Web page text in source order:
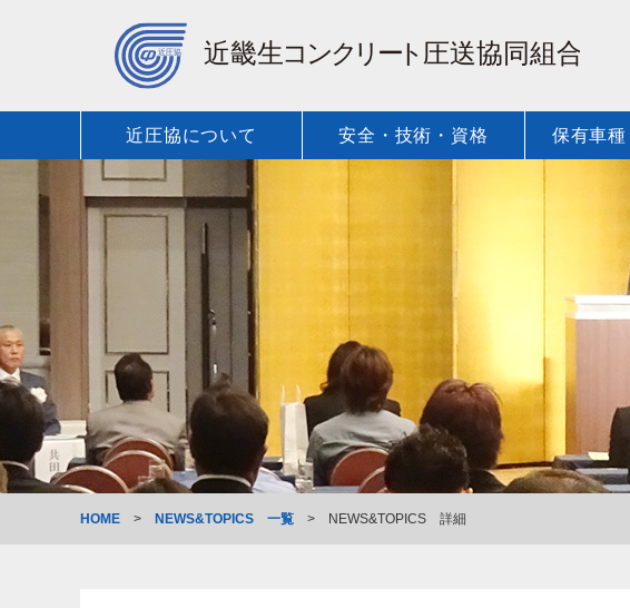
近圧協について
近圧協について
安全・技術・資格
安全・技術・資格
保有車
保有車種・標準料金
HOME > NEWS&TOPICS 一覧 > NEWS&TOPICS 詳細